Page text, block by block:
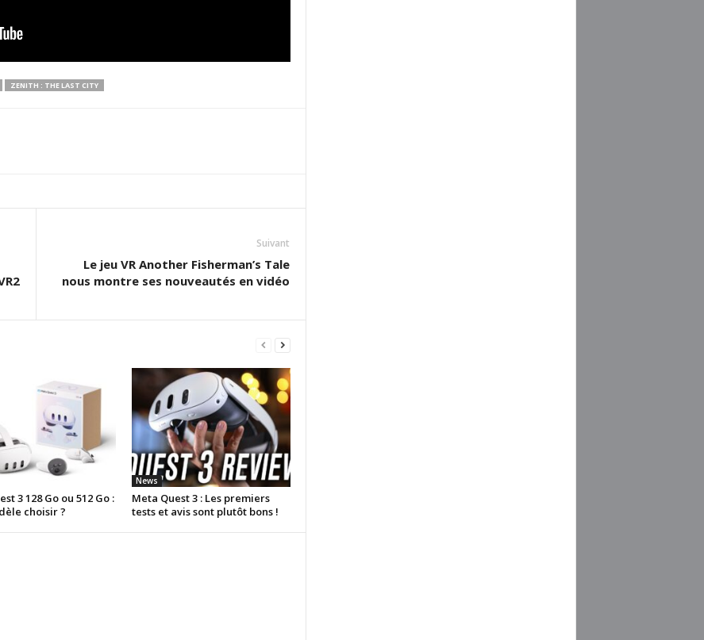
ZENITH : THE LAST CITY
Suivant
Le jeu VR Another Fisherman’s Tale
nous montre ses nouveautés en vidéo
3 128 Go ou 512 Go :
choisir ?
News
Meta Quest 3 : Les premiers
tests et avis sont plutôt bons !